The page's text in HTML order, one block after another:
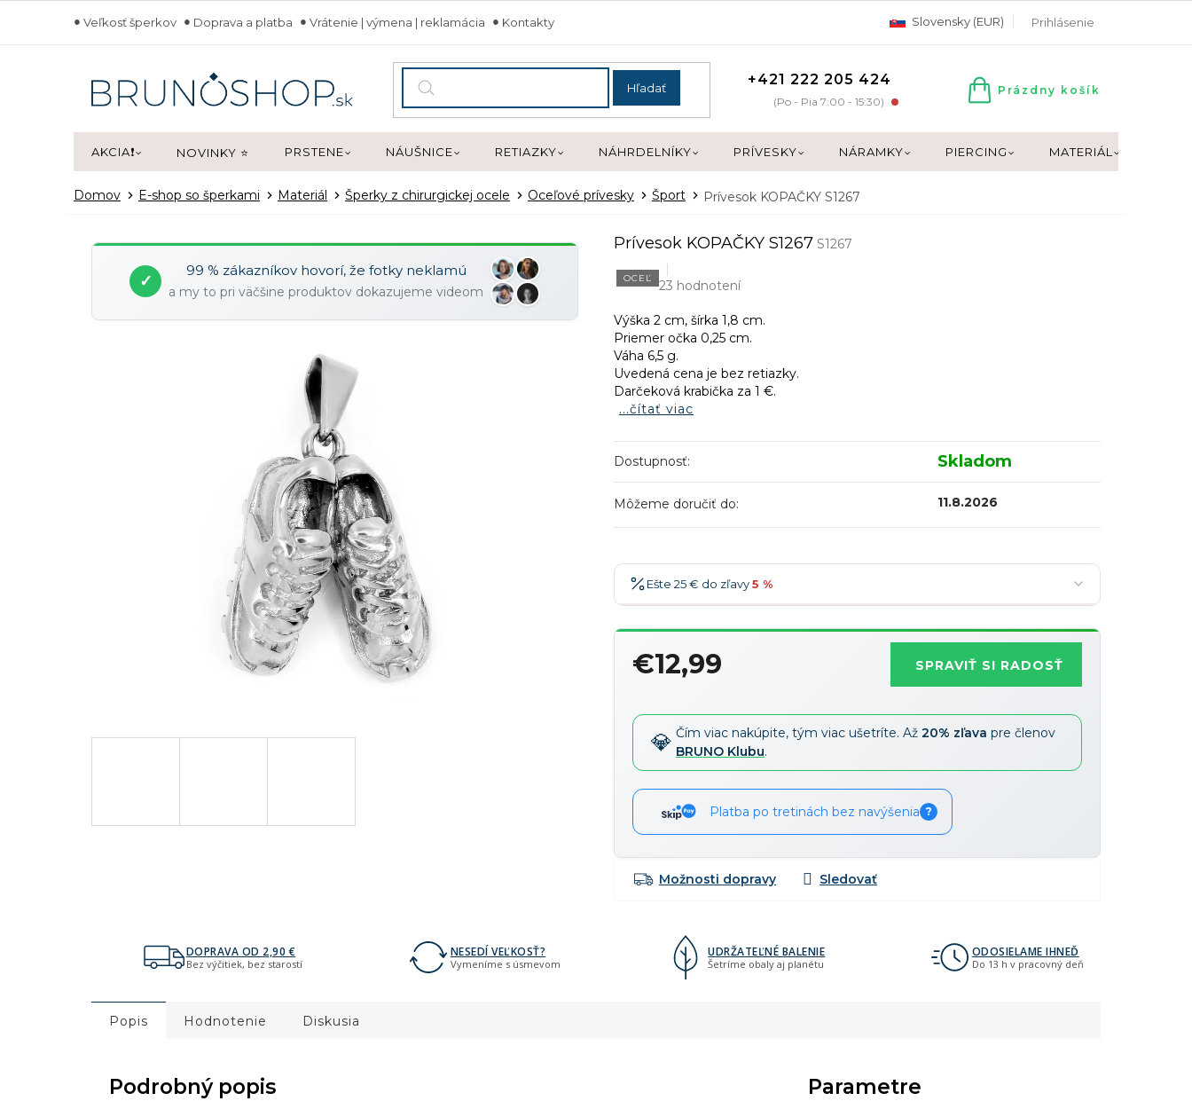
obsah
Veľkosť šperkov Doprava a platba Vrátenie | výmena | reklamácia Kontakty Slovensky (EUR) Prihlásenie
Hľadať +421 222 205 424
(Po - Pia 7:00 - 15:30)
NÁKUPNÝ
Prázdny košík
AKCIA❗ NOVINKY ⭐ PRSTENE NÁUŠNICE RETIAZKY NÁHRDELNÍKY PRÍVESKY NÁRAMKY PIERCING MATERIÁL
Domov E-shop so šperkami Materiál Šperky z chirurgickej ocele Oceľové prívesky Šport Prívesok KOPAČKY S1267
✓
99 % zákazníkov hovorí, že fotky neklamú
a my to pri väčšine produktov dokazujeme videom
Prívesok KOPAČKY S1267 S1267
OCEĽ 23 hodnotení
Výška 2 cm, šírka 1,8 cm.
Priemer očka 0,25 cm.
Váha 6,5 g.
Uvedená cena je bez retiazky.
Darčeková krabička za 1 €.
...čítať viac
Dostupnosť: Skladom
Môžeme doručiť do: 11.8.2026
Ešte 25 € do zľavy5 %
36 € →-7 %
Najobľúbenejšia
-15 %
€12,99 SPRAVIŤ SI RADOSŤ
Čím viac nakúpite, tým viac ušetríte. Až 20% zľava pre členov
BRUNO Klubu.
Platba po tretinách bez navýšenia ?
Možnosti dopravy
DOPRAVA OD 2,90 €
Bez výčitiek, bez starostí
NESEDÍ VEĽKOSŤ?
Vymeníme s úsmevom
UDRŽATEĽNÉ BALENIE
Šetríme obaly aj planétu
ODOSIELAME IHNEĎ
Do 13 h v pracovný deň
Popis Hodnotenie Diskusia
Podrobný popis Parametre